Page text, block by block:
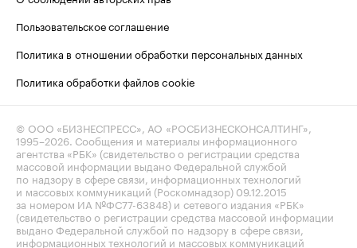
Пользовательское соглашение
Политика в отношении обработки персональных данных
Политика обработки файлов cookie
© ООО «БИЗНЕСПРЕСС», АО «РОСБИЗНЕСКОНСАЛТИНГ»,
1995–2026. Сообщения и материалы информационного
агентства «РБК» (свидетельство о регистрации средства
массовой информации выдано Федеральной службой
по надзору в сфере связи, информационных технологий
и массовых коммуникаций (Роскомнадзор) 09.12.2015
за номером ИА №ФС77-63848) и сетевого издания «РБК»
(свидетельство о регистрации средства массовой информации
выдано Федеральной службой по надзору в сфере связи,
информационных технологий и массовых коммуникаций